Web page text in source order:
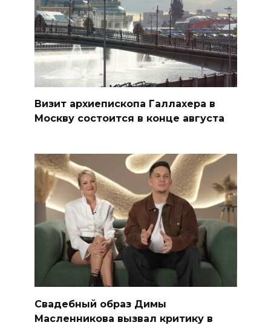
Визит архиепископа Галлахера в
Москву состоится в конце августа
Свадебный образ Димы
Масленникова вызвал критику в